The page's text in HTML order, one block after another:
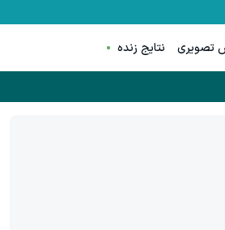
تصویری نتایج زنده